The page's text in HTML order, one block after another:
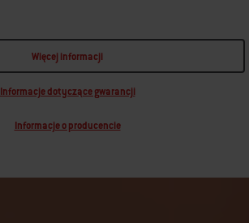
Więcej informacji
Informacje dotyczące gwarancji
Informacje o producencie